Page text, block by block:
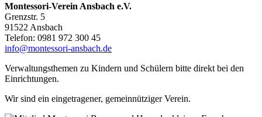
Montessori-Verein Ansbach e.V.
Grenzstr. 5
91522 Ansbach
Telefon: 0981 972 300 45
info@montessori-ansbach.de
Verwaltungsthemen zu Kindern und Schülern bitte direkt bei den
Einrichtungen.
Wir sind ein eingetragener, gemeinnütziger Verein.